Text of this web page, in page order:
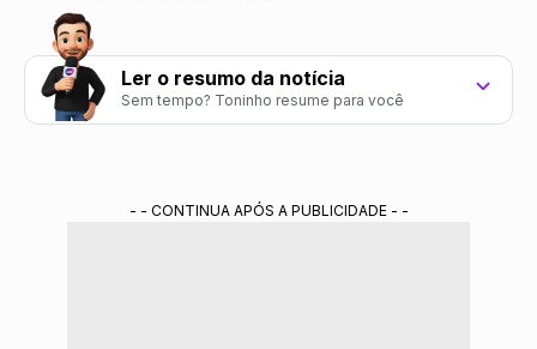
Ler o resumo da notícia
Sem tempo? Toninho resume para você
- - CONTINUA APÓS A PUBLICIDADE - -